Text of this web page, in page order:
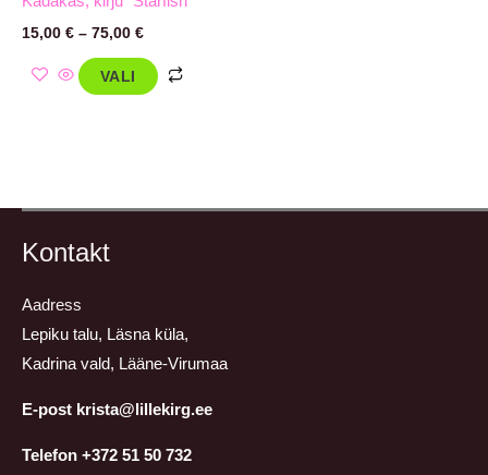
15,00 € – 75,00 €
VALI
Kontakt
Aadress
Lepiku talu, Läsna küla,
Kadrina vald, Lääne-Virumaa
E-post krista@lillekirg.ee
Telefon +372 51 50 732